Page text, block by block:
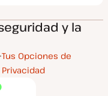
y la
Tus Opciones de
Privacidad